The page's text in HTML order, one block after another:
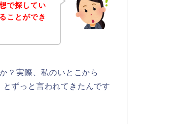
で探してい
ことができ
？実際、私のいとこから
ずっと言われてきたんです